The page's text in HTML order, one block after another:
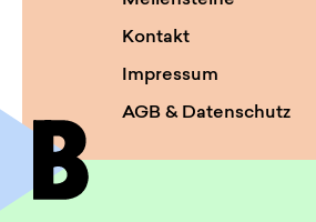
Kontakt
Impressum
AGB & Datenschutz